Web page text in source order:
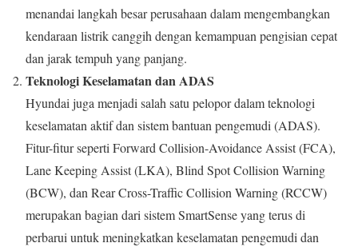
menandai langkah besar perusahaan dalam mengembangkan
kendaraan listrik canggih dengan kemampuan pengisian cepat
dan jarak tempuh yang panjang.
Teknologi Keselamatan dan ADAS
Hyundai juga menjadi salah satu pelopor dalam teknologi
keselamatan aktif dan sistem bantuan pengemudi (ADAS).
Fitur-fitur seperti Forward Collision-Avoidance Assist (FCA),
Lane Keeping Assist (LKA), Blind Spot Collision Warning
(BCW), dan Rear Cross-Traffic Collision Warning (RCCW)
merupakan bagian dari sistem SmartSense yang terus di
perbarui untuk meningkatkan keselamatan pengemudi dan